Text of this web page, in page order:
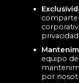
equipo
por